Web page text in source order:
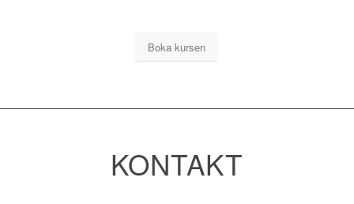
Boka kursen
KONTAKT